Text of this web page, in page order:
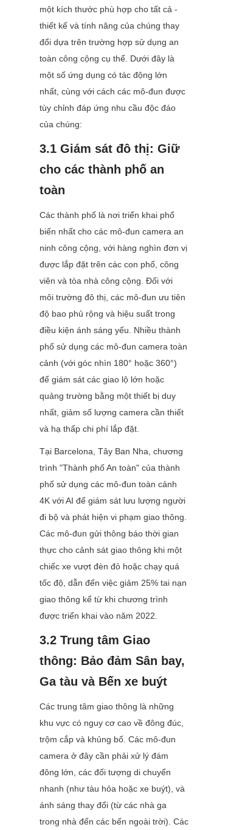
một kích thước phù hợp cho tất cả -
thiết kế và tính năng của chúng thay
đổi dựa trên trường hợp sử dụng an
toàn công cộng cụ thể. Dưới đây là
một số ứng dụng có tác động lớn
nhất, cùng với cách các mô-đun được
tùy chỉnh đáp ứng nhu cầu độc đáo
của chúng:
3.1 Giám sát đô thị: Giữ
cho các thành phố an
toàn
Các thành phố là nơi triển khai phổ
biến nhất cho các mô-đun camera an
ninh công cộng, với hàng nghìn đơn vị
được lắp đặt trên các con phố, công
viên và tòa nhà công cộng. Đối với
môi trường đô thị, các mô-đun ưu tiên
độ bao phủ rộng và hiệu suất trong
điều kiện ánh sáng yếu. Nhiều thành
phố sử dụng các mô-đun camera toàn
cảnh (với góc nhìn 180° hoặc 360°)
để giám sát các giao lộ lớn hoặc
quảng trường bằng một thiết bị duy
nhất, giảm số lượng camera cần thiết
và hạ thấp chi phí lắp đặt.
Tại Barcelona, Tây Ban Nha, chương
trình "Thành phố An toàn" của thành
phố sử dụng các mô-đun toàn cảnh
4K với AI để giám sát lưu lượng người
đi bộ và phát hiện vi phạm giao thông.
Các mô-đun gửi thông báo thời gian
thực cho cảnh sát giao thông khi một
chiếc xe vượt đèn đỏ hoặc chạy quá
tốc độ, dẫn đến việc giảm 25% tai nạn
giao thông kể từ khi chương trình
được triển khai vào năm 2022.
3.2 Trung tâm Giao
thông: Bảo đảm Sân bay,
Ga tàu và Bến xe buýt
Các trung tâm giao thông là những
khu vực có nguy cơ cao về đông đúc,
trộm cắp và khủng bố. Các mô-đun
camera ở đây cần phải xử lý đám
đông lớn, các đối tượng di chuyển
nhanh (như tàu hỏa hoặc xe buýt), và
ánh sáng thay đổi (từ các nhà ga
trong nhà đến các bến ngoài trời). Các